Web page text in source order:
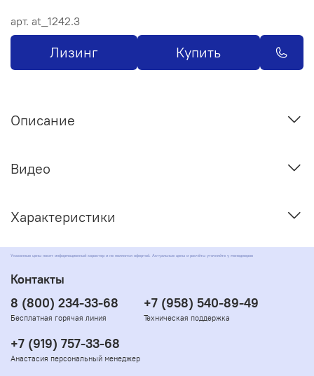
арт. at_1242.3
Лизинг Купить
Описание
Видео
Характеристики
Указанные цены носят информационный характер и не являются офертой. Актуальные цены и расчёты уточняйте у менеджеров
Контакты
8 (800) 234-33-68
Бесплатная горячая линия
+7 (958) 540-89-49
Техническая поддержка
+7 (919) 757-33-68
Анастасия персональный менеджер